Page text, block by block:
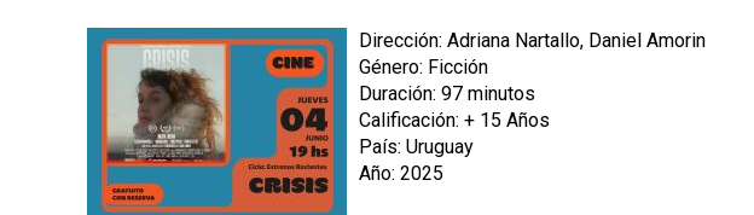
Dirección: Adriana Nartallo, Daniel Amorin
Género: Ficción
Duración: 97 minutos
Calificación: + 15 Años
País: Uruguay
Año: 2025